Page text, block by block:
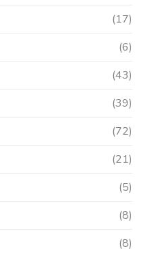
(17)
(6)
(43)
(39)
(72)
(21)
(5)
(8)
(8)